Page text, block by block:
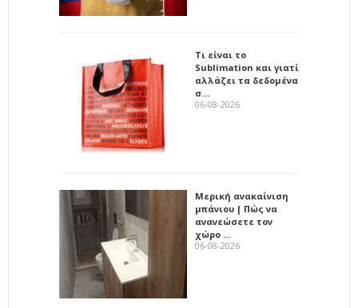
Τι είναι το
Sublimation και γιατί
αλλάζει τα δεδομένα
σ…
06-08-2026
Μερική ανακαίνιση
μπάνιου | Πώς να
ανανεώσετε τον
χώρο …
06-08-2026